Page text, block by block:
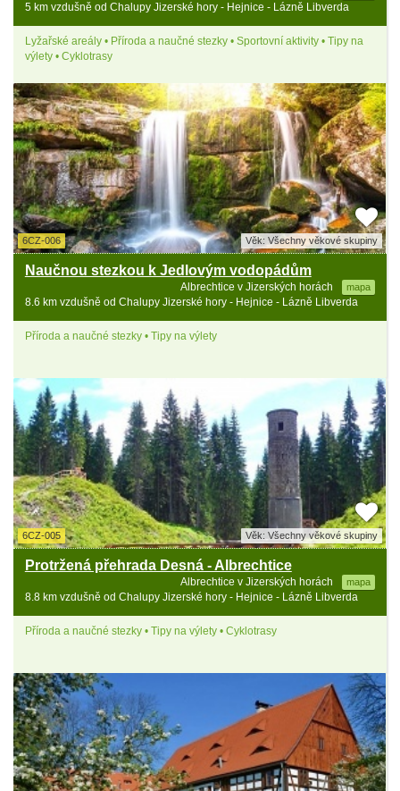
5 km vzdušně od Chalupy Jizerské hory - Hejnice - Lázně Libverda
Lyžařské areály • Příroda a naučné stezky • Sportovní aktivity • Tipy na
výlety • Cyklotrasy
6CZ-006 Věk: Všechny věkové skupiny
Naučnou stezkou k Jedlovým vodopádům
Albrechtice v Jizerských horách mapa
8.6 km vzdušně od Chalupy Jizerské hory - Hejnice - Lázně Libverda
Příroda a naučné stezky • Tipy na výlety
6CZ-005 Věk: Všechny věkové skupiny
Protržená přehrada Desná - Albrechtice
Albrechtice v Jizerských horách mapa
8.8 km vzdušně od Chalupy Jizerské hory - Hejnice - Lázně Libverda
Příroda a naučné stezky • Tipy na výlety • Cyklotrasy